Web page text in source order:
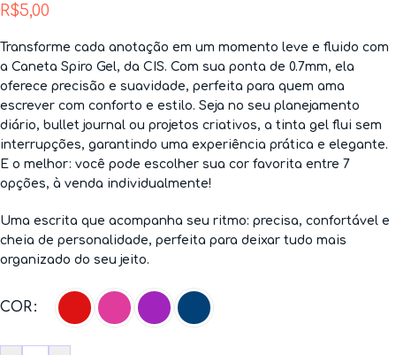
R$5,00
Transforme cada anotação em um momento leve e fluido com
a Caneta Spiro Gel, da CIS. Com sua ponta de 0.7mm, ela
oferece precisão e suavidade, perfeita para quem ama
escrever com conforto e estilo. Seja no seu planejamento
diário, bullet journal ou projetos criativos, a tinta gel flui sem
interrupções, garantindo uma experiência prática e elegante.
E o melhor: você pode escolher sua cor favorita entre 7
opções, à venda individualmente!
Uma escrita que acompanha seu ritmo: precisa, confortável e
cheia de personalidade, perfeita para deixar tudo mais
organizado do seu jeito.
COR